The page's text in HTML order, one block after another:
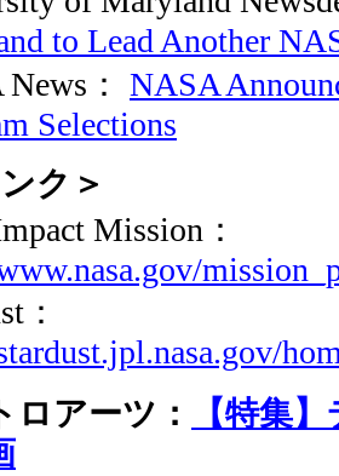
to Lead Another
： NASA
Selections
ク＞
Mission：
：
ロアーツ：
【特集